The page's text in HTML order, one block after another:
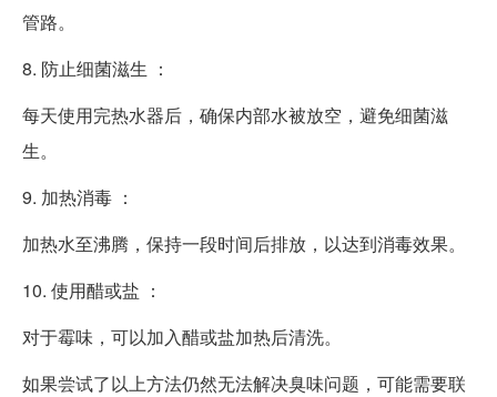
管路。
8. 防止细菌滋生 ：
每天使用完热水器后，确保内部水被放空，避免细菌滋
生。
9. 加热消毒 ：
加热水至沸腾，保持一段时间后排放，以达到消毒效果。
10. 使用醋或盐 ：
对于霉味，可以加入醋或盐加热后清洗。
如果尝试了以上方法仍然无法解决臭味问题，可能需要联